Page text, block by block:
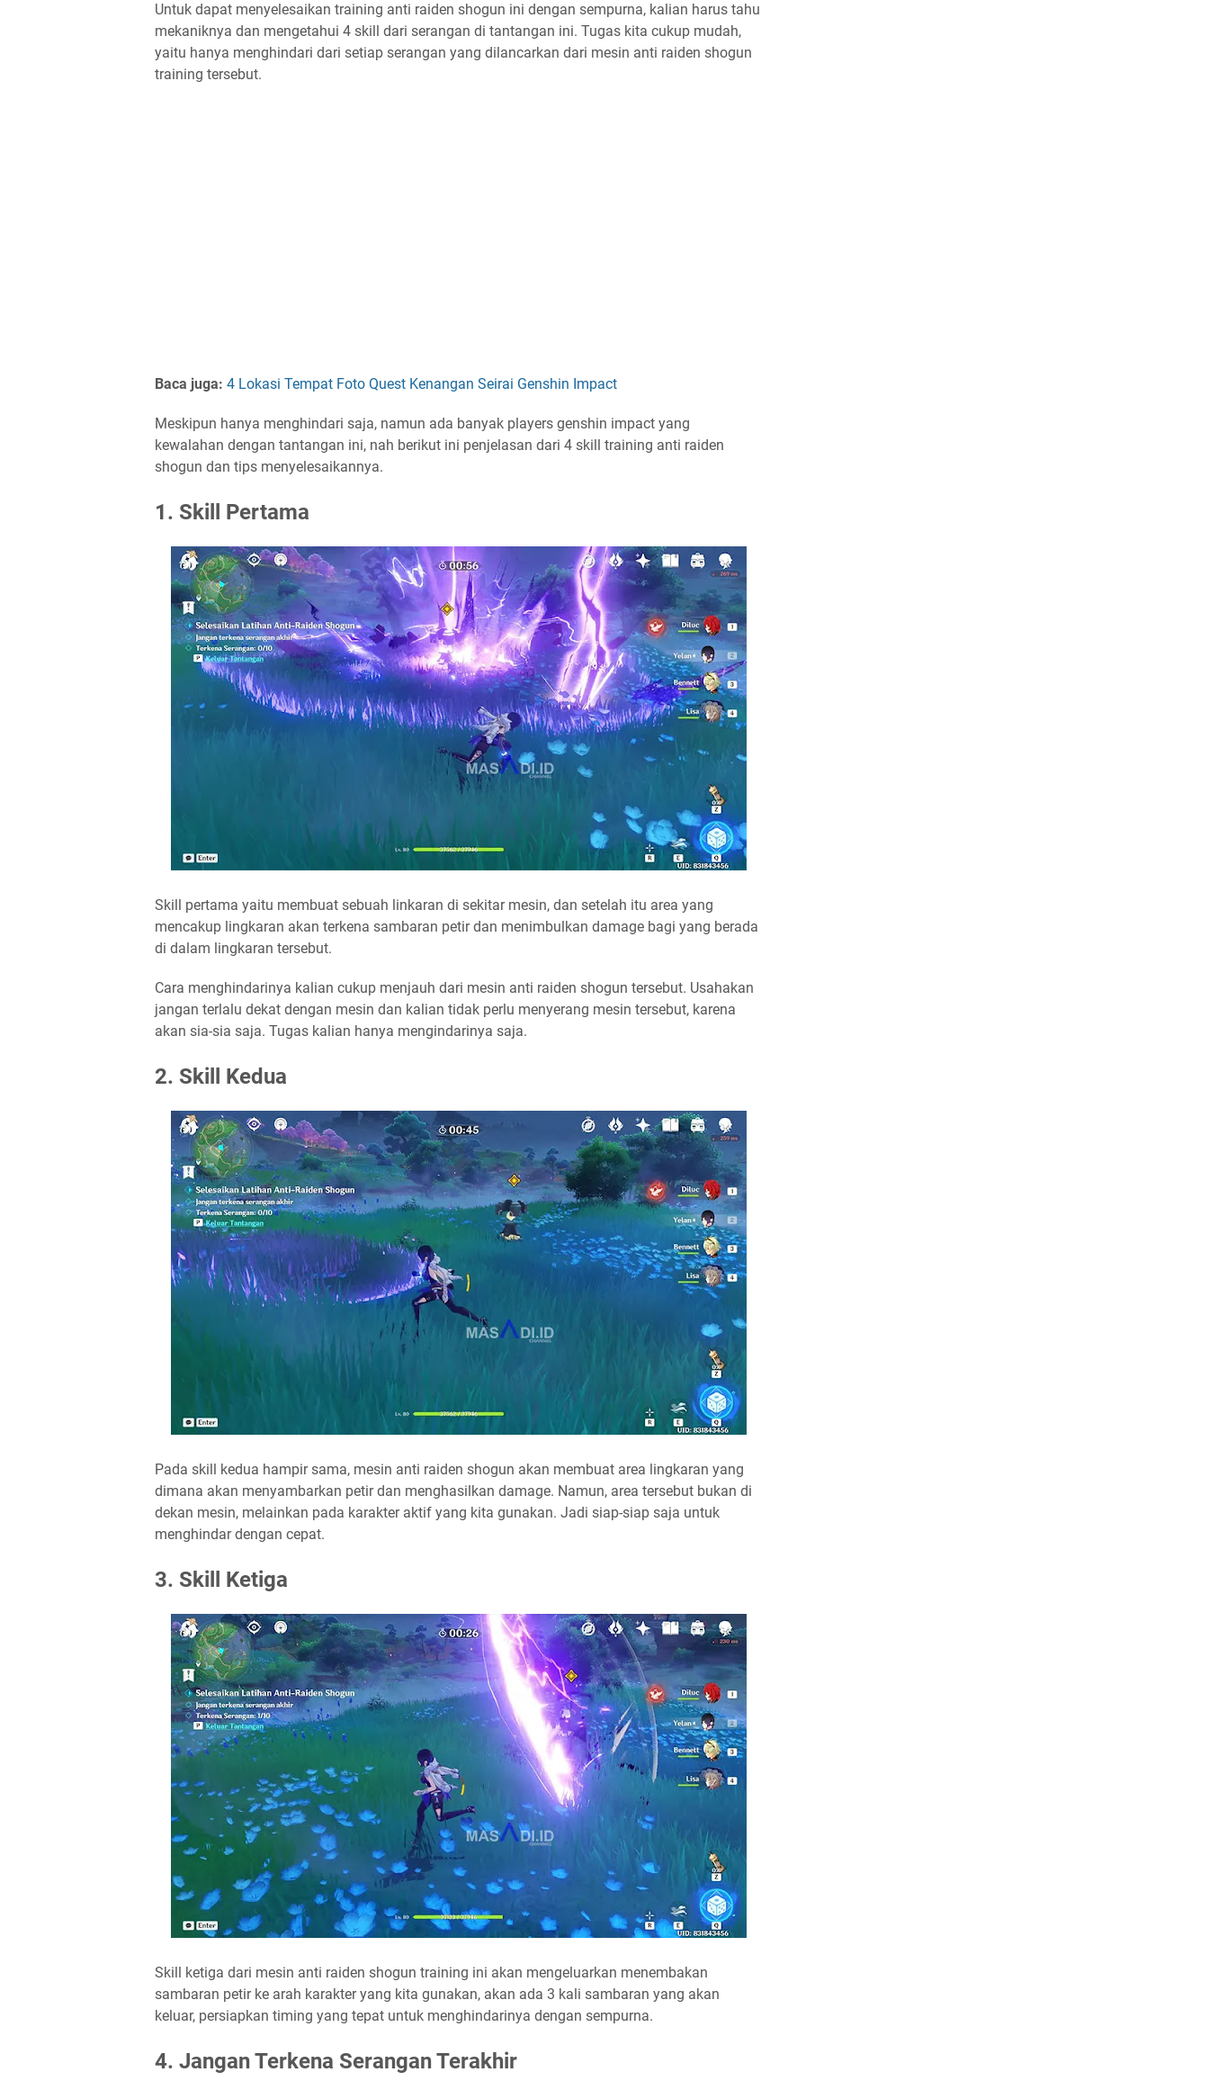
Untuk dapat menyelesaikan training anti raiden shogun ini dengan sempurna, kalian harus tahu
mekaniknya dan mengetahui 4 skill dari serangan di tantangan ini. Tugas kita cukup mudah,
yaitu hanya menghindari dari setiap serangan yang dilancarkan dari mesin anti raiden shogun
training tersebut.
Baca juga: 4 Lokasi Tempat Foto Quest Kenangan Seirai Genshin Impact
Meskipun hanya menghindari saja, namun ada banyak players genshin impact yang
kewalahan dengan tantangan ini, nah berikut ini penjelasan dari 4 skill training anti raiden
shogun dan tips menyelesaikannya.
1. Skill Pertama
Skill pertama yaitu membuat sebuah linkaran di sekitar mesin, dan setelah itu area yang
mencakup lingkaran akan terkena sambaran petir dan menimbulkan damage bagi yang berada
di dalam lingkaran tersebut.
Cara menghindarinya kalian cukup menjauh dari mesin anti raiden shogun tersebut. Usahakan
jangan terlalu dekat dengan mesin dan kalian tidak perlu menyerang mesin tersebut, karena
akan sia-sia saja. Tugas kalian hanya mengindarinya saja.
2. Skill Kedua
Pada skill kedua hampir sama, mesin anti raiden shogun akan membuat area lingkaran yang
dimana akan menyambarkan petir dan menghasilkan damage. Namun, area tersebut bukan di
dekan mesin, melainkan pada karakter aktif yang kita gunakan. Jadi siap-siap saja untuk
menghindar dengan cepat.
3. Skill Ketiga
Skill ketiga dari mesin anti raiden shogun training ini akan mengeluarkan menembakan
sambaran petir ke arah karakter yang kita gunakan, akan ada 3 kali sambaran yang akan
keluar, persiapkan timing yang tepat untuk menghindarinya dengan sempurna.
4. Jangan Terkena Serangan Terakhir